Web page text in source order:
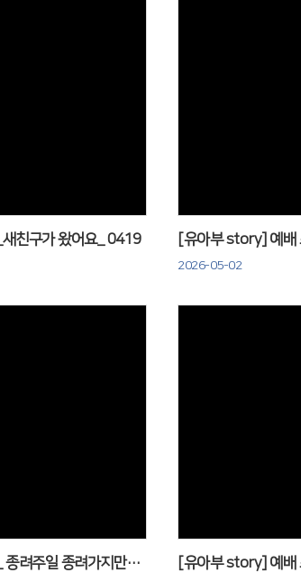
친구가 왔어요_ 0419
2026-05-02
[유아부 story] 예배 스케치_ 종려주일 종려가지만들기_0329